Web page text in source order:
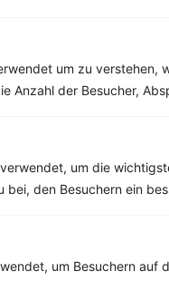
um zu verstehen,
Anzahl der Besucher,
um die
bei, den Besuchern ein
um Besuchern auf
Rezepte mit
Rezepte